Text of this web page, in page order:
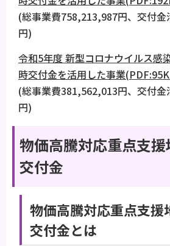
(総事業費758,213,987円、交付
円)
令和5年度 新型コロナウイルス感
時交付金を活用した事業
(総事業費381,562,013円、交付
円)
物価高騰対応重点支
交付金
物価高騰対応重点支援
交付金とは